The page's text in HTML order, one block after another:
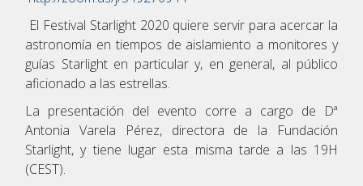
El Festival Starlight 2020 quiere servir para acercar la
astronomía en tiempos de aislamiento a monitores y
guías Starlight en particular y, en general, al público
aficionado a las estrellas.
La presentación del evento corre a cargo de Dª
Antonia Varela Pérez, directora de la Fundación
Starlight, y tiene lugar esta misma tarde a las 19H
(CEST).